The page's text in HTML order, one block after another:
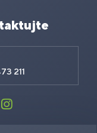
211